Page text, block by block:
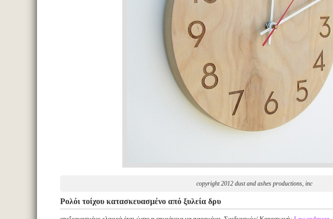
copyright 2012 dust and ashes productions, inc
Ρολόι τοίχου κατασκευασμένο από ξυλεία δρυ